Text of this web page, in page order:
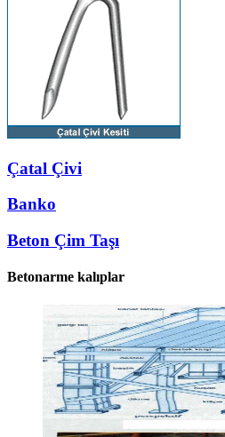
Çatal Çivi
Banko
Beton Çim Taşı
Betonarme kalıplar